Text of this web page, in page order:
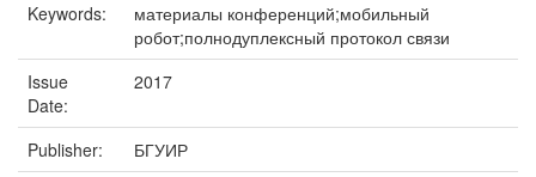
Keywords:
материалы конференций;мобильный
робот;полнодуплексный протокол связи
Issue
Date:
2017
Publisher:
БГУИР